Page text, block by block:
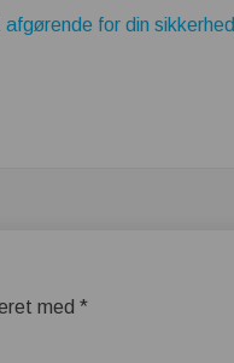
for din sikkerhed
med*